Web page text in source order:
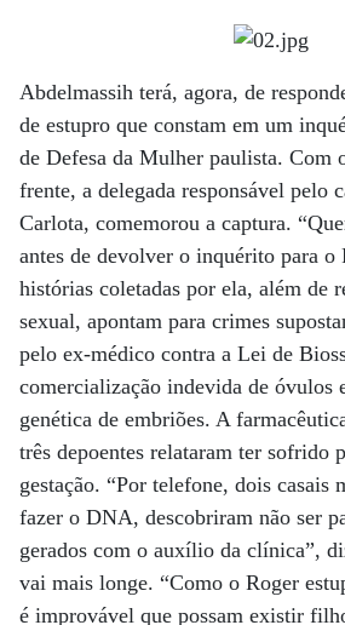
Abdelmassih terá, agora, de
de estupro que constam em um
de Defesa da Mulher paulista. Com
frente, a delegada responsável pelo
Carlota, comemorou a captura.
antes de devolver o inquérito para
histórias coletadas por ela, além de
sexual, apontam para crimes
pelo ex-médico contra a Lei de
comercialização indevida de óvulos
genética de embriões. A
três depoentes relataram ter sofrido
gestação. “Por telefone, dois casais
fazer o DNA, descobriram não ser
gerados com o auxílio da clínica”,
vai mais longe. “Como o Roger
é improvável que possam existir